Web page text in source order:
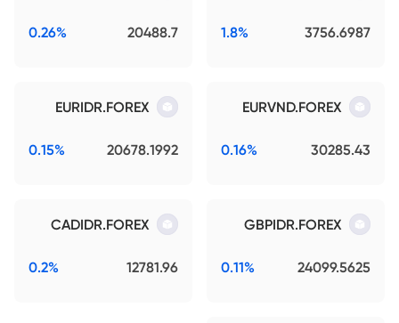
3756.6987
1.8%
20488.7
0.26%
EURVND.FOREX
30285.43
0.16%
EURIDR.FOREX
20678.1992
0.15%
GBPIDR.FOREX
24099.5625
0.11%
CADIDR.FOREX
12781.96
0.2%